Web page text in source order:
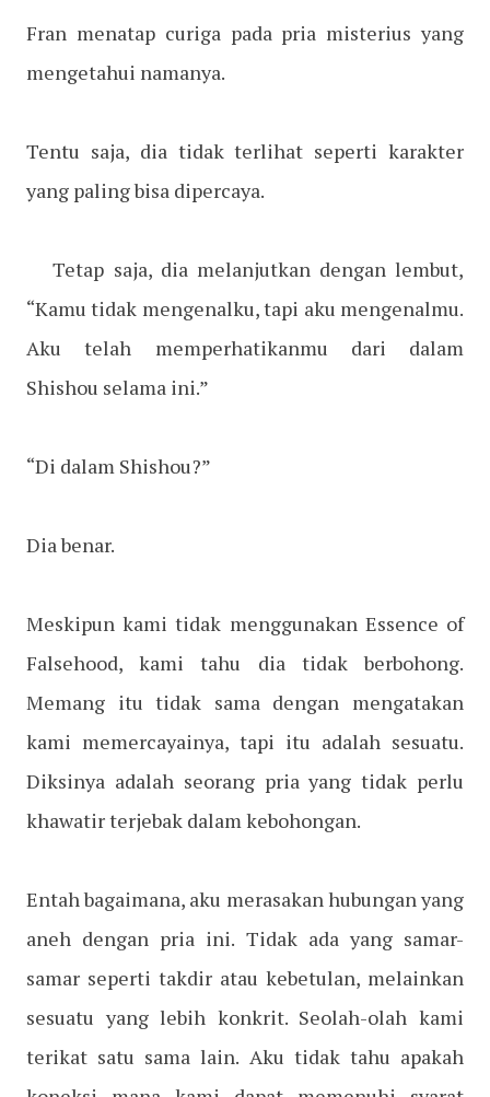
Fran menatap curiga pada pria misterius yang
mengetahui namanya.
Tentu saja, dia tidak terlihat seperti karakter
yang paling bisa dipercaya.
Tetap saja, dia melanjutkan dengan lembut,
“Kamu tidak mengenalku, tapi aku mengenalmu.
Aku telah memperhatikanmu dari dalam
Shishou selama ini.”
“Di dalam Shishou?”
Dia benar.
Meskipun kami tidak menggunakan Essence of
Falsehood, kami tahu dia tidak berbohong.
Memang itu tidak sama dengan mengatakan
kami memercayainya, tapi itu adalah sesuatu.
Diksinya adalah seorang pria yang tidak perlu
khawatir terjebak dalam kebohongan.
Entah bagaimana, aku merasakan hubungan yang
aneh dengan pria ini. Tidak ada yang samar-
samar seperti takdir atau kebetulan, melainkan
sesuatu yang lebih konkrit. Seolah-olah kami
terikat satu sama lain. Aku tidak tahu apakah